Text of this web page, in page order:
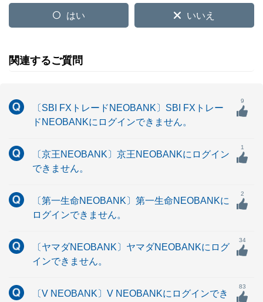
はい いいえ
関連するご質問
〔SBI FXトレードNEOBANK〕SBI FXトレー
ドNEOBANKにログインできません。
9
〔京王NEOBANK〕京王NEOBANKにログイン
できません。
1
〔第一生命NEOBANK〕第一生命NEOBANKに
ログインできません。
2
〔ヤマダNEOBANK〕ヤマダNEOBANKにログ
インできません。
34
〔V NEOBANK〕V NEOBANKにログインでき
83